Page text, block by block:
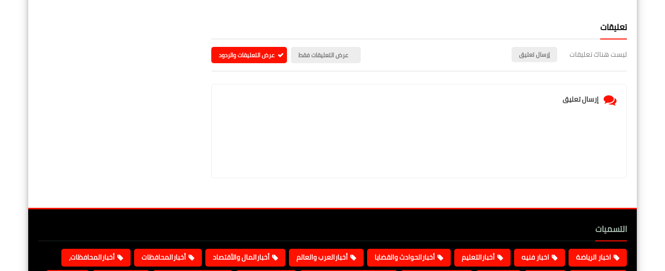
تعليقات
ليست هناك تعليقات إرسال تعليق عرض التعليقات فقط عرض التعليقات والردود
إرسال تعليق
التسميات
اخبار الرياضة اخبار فنيه أخبارالتعليم أخبارالحوادث والقضايا أخبارالعرب والعالم أخبارالمال والأقتصاد أخبارالمحافظات
أخبارالمحافظات،